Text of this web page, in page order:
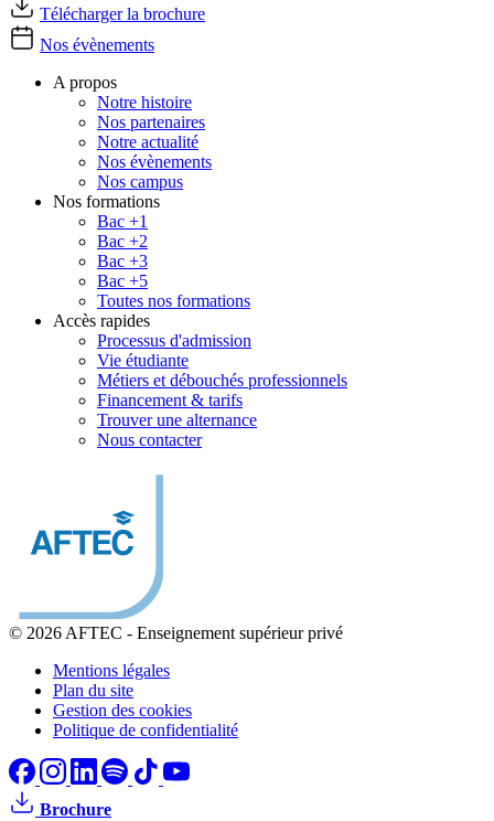
Télécharger la brochure
Nos évènements
A propos
Notre histoire
Nos partenaires
Notre actualité
Nos évènements
Nos campus
Nos formations
Bac +1
Bac +2
Bac +3
Bac +5
Toutes nos formations
Accès rapides
Processus d'admission
Vie étudiante
Métiers et débouchés professionnels
Financement & tarifs
Trouver une alternance
Nous contacter
© 2026 AFTEC - Enseignement supérieur privé
Mentions légales
Plan du site
Gestion des cookies
Politique de confidentialité
Brochure